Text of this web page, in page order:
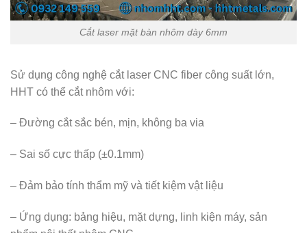
Cắt laser mặt bàn nhôm dày 6mm
Sử dụng công nghệ cắt laser CNC fiber công suất lớn,
HHT có thể cắt nhôm với:
– Đường cắt sắc bén, mịn, không ba via
– Sai số cực thấp (±0.1mm)
– Đảm bảo tính thẩm mỹ và tiết kiệm vật liệu
– Ứng dụng: bảng hiệu, mặt dựng, linh kiện máy, sản